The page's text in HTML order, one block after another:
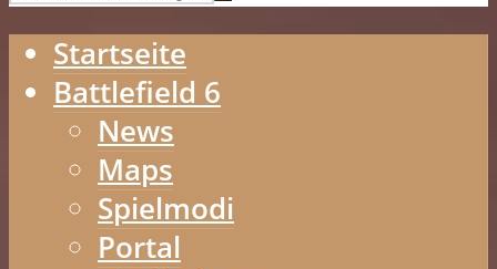
Startseite
Battlefield 6
News
Maps
Spielmodi
Portal